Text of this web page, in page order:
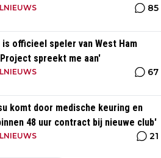
85
is officieel speler van West Ham
spreekt me aan'
67
komt door medische keuring en
48 uur contract bij nieuwe club'
21